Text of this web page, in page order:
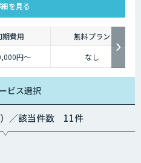
を見る
期費用
無料プラン
円～ なし
ビス選択
）／該当件数 11件